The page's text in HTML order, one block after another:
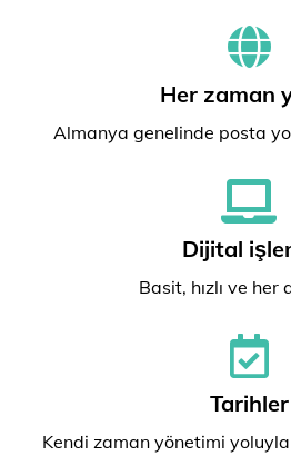
Her zaman
Almanya genelinde posta
Dijital
Basit, hızlı ve her
Tarihler
Kendi zaman yönetimi